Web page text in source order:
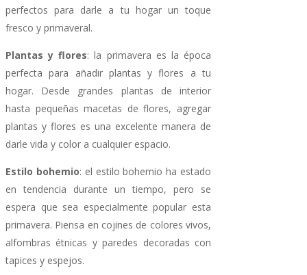
perfectos para darle a tu hogar un toque
fresco y primaveral.
Plantas y flores: la primavera es la época
perfecta para añadir plantas y flores a tu
hogar. Desde grandes plantas de interior
hasta pequeñas macetas de flores, agregar
plantas y flores es una excelente manera de
darle vida y color a cualquier espacio.
Estilo bohemio: el estilo bohemio ha estado
en tendencia durante un tiempo, pero se
espera que sea especialmente popular esta
primavera. Piensa en cojines de colores vivos,
alfombras étnicas y paredes decoradas con
tapices y espejos.